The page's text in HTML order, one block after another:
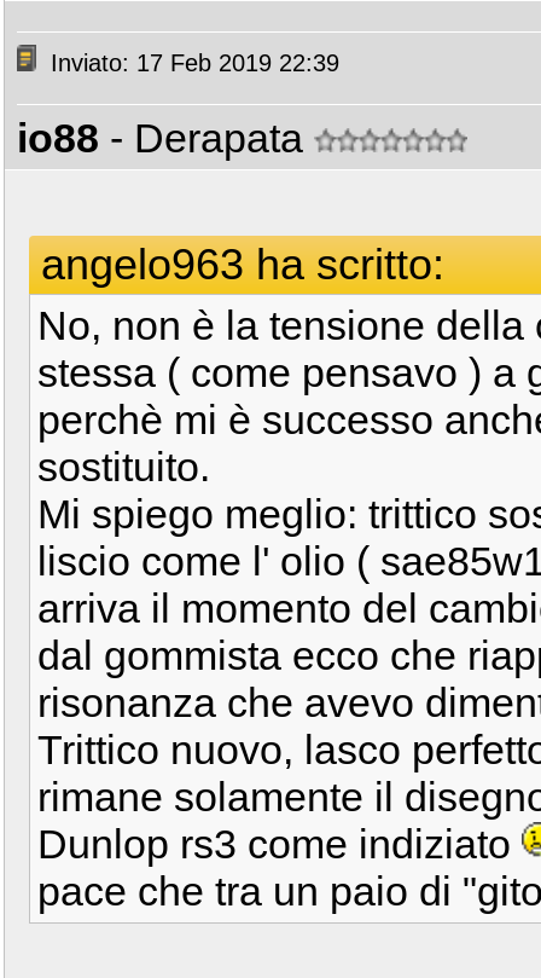
Inviato: 17 Feb 2019 22:39
io88 - Derapata
angelo963 ha scritto:
No, non è la tensione
stessa ( come pensavo ) a
perchè mi è successo
sostituito.
Mi spiego meglio: trittico
liscio come l' olio (
arriva il momento del
dal gommista ecco che
risonanza che avevo
Trittico nuovo, lasco
rimane solamente il
Dunlop rs3 come indiziato
pace che tra un paio di